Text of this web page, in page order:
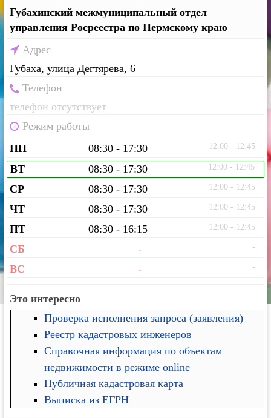
Губахинский межмуниципальный отдел
управления Росреестра по Пермскому краю
Адрес
Губаха, улица Дегтярева, 6
Телефон
телефон отсутствует
Режим работы
ПН
08:30 - 17:30 12:00 - 12:45
ВТ 08:30 - 17:30 12:00 - 12:45
СР 08:30 - 17:30 12:00 - 12:45
ЧТ 08:30 - 17:30 12:00 - 12:45
ПТ 08:30 - 16:15 12:00 - 12:45
СБ - -
ВС - -
Это интересно
Проверка исполнения запроса (заявления)
Реестр кадастровых инженеров
Справочная информация по объектам
недвижимости в режиме online
Публичная кадастровая карта
Выписка из ЕГРН